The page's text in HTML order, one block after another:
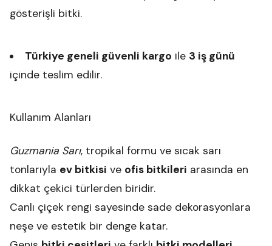
gösterişli bitki.
Türkiye geneli güvenli kargo ile 3 iş günü
içinde teslim edilir.
Kullanım Alanları
Guzmania Sarı, tropikal formu ve sıcak sarı
tonlarıyla ev bitkisi ve ofis bitkileri arasında en
dikkat çekici türlerden biridir.
Canlı çiçek rengi sayesinde sade dekorasyonlara
neşe ve estetik bir denge katar.